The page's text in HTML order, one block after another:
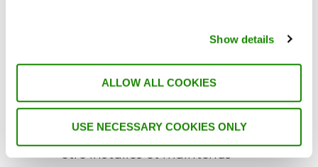
Show details
ALLOW ALL COOKIES
USE NECESSARY COOKIES ONLY
supplémentaire ne serait
La mise en service serait plus
rapide et plus simple
Moins de composants devraient
être installés et maintenus